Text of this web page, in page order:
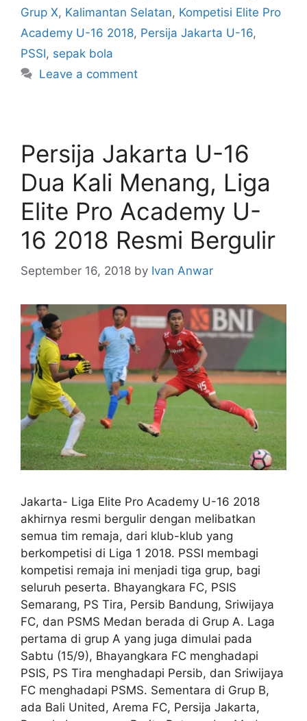
Grup X, Kalimantan Selatan, Kompetisi Elite Pro
Academy U-16 2018, Persija Jakarta U-16,
PSSI, sepak bola
Leave a comment
Persija Jakarta U-16
Dua Kali Menang, Liga
Elite Pro Academy U-
16 2018 Resmi Bergulir
September 16, 2018 by Ivan Anwar
Jakarta- Liga Elite Pro Academy U-16 2018
akhirnya resmi bergulir dengan melibatkan
semua tim remaja, dari klub-klub yang
berkompetisi di Liga 1 2018. PSSI membagi
kompetisi remaja ini menjadi tiga grup, bagi
seluruh peserta. Bhayangkara FC, PSIS
Semarang, PS Tira, Persib Bandung, Sriwijaya
FC, dan PSMS Medan berada di Grup A. Laga
pertama di grup A yang juga dimulai pada
Sabtu (15/9), Bhayangkara FC menghadapi
PSIS, PS Tira menghadapi Persib, dan Sriwijaya
FC menghadapi PSMS. Sementara di Grup B,
ada Bali United, Arema FC, Persija Jakarta,